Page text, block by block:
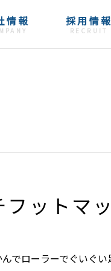
情報 採用情報
RECRUIT
フットマ
でローラーでぐいぐ